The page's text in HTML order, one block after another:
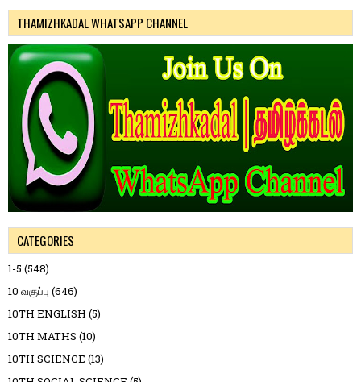
THAMIZHKADAL WHATSAPP CHANNEL
CATEGORIES
1-5 (548)
10 வகுப்பு (646)
10TH ENGLISH (5)
10TH MATHS (10)
10TH SCIENCE (13)